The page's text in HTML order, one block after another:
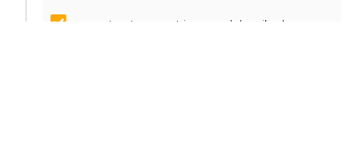
prywatny transport jeepem lub mikrobusem